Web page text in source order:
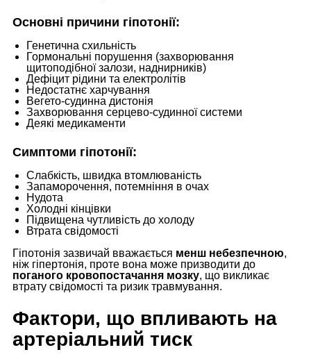
Основні причини гіпотонії:
Генетична схильність
Гормональні порушення (захворювання
щитоподібної залози, наднирників)
Дефіцит рідини та електролітів
Недостатнє харчування
Вегето-судинна дистонія
Захворювання серцево-судинної системи
Деякі медикаменти
Симптоми гіпотонії:
Слабкість, швидка втомлюваність
Запаморочення, потемніння в очах
Нудота
Холодні кінцівки
Підвищена чутливість до холоду
Втрата свідомості
Гіпотонія зазвичай вважається менш небезпечною,
ніж гіпертонія, проте вона може призводити до
поганого кровопостачання мозку, що викликає
втрату свідомості та ризик травмування.
Фактори, що впливають на
артеріальний тиск